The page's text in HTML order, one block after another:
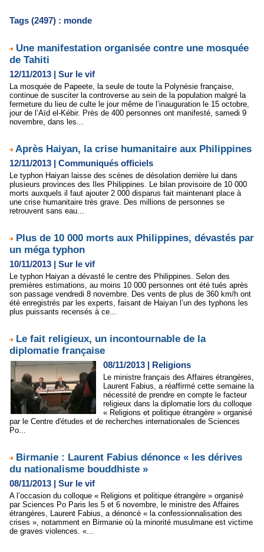
Tags (2497) : monde
Une manifestation organisée contre une mosquée
de Tahiti
12/11/2013 | Sur le vif
La mosquée de Papeete, la seule de toute la Polynésie française,
continue de susciter la controverse au sein de la population malgré la
fermeture du lieu de culte le jour même de l’inauguration le 15 octobre,
jour de l’Aïd el-Kébir. Près de 400 personnes ont manifesté, samedi 9
novembre, dans les...
Après Haiyan, la crise humanitaire aux Philippines
12/11/2013 | Communiqués officiels
Le typhon Haiyan laisse des scènes de désolation derrière lui dans
plusieurs provinces des Iles Philippines. Le bilan provisoire de 10 000
morts auxquels il faut ajouter 2 000 disparus fait maintenant place à
une crise humanitaire très grave. Des millions de personnes se
retrouvent sans eau...
Plus de 10 000 morts aux Philippines, dévastés par
un méga typhon
10/11/2013 | Sur le vif
Le typhon Haiyan a dévasté le centre des Philippines. Selon des
premières estimations, au moins 10 000 personnes ont été tués après
son passage vendredi 8 novembre. Des vents de plus de 360 km/h ont
été enregistrés par les experts, faisant de Haiyan l’un des typhons les
plus puissants recensés à ce...
Le fait religieux, un incontournable de la
diplomatie française
08/11/2013 | Religions
Le ministre français des Affaires étrangères,
Laurent Fabius, a réaffirmé cette semaine la
nécessité de prendre en compte le facteur
religieux dans la diplomatie lors du colloque
« Religions et politique étrangère » organisé
par le Centre d'études et de recherches internationales de Sciences
Po...
Birmanie : Laurent Fabius dénonce « les dérives
du nationalisme bouddhiste »
08/11/2013 | Sur le vif
A l’occasion du colloque « Religions et politique étrangère » organisé
par Sciences Po Paris les 5 et 6 novembre, le ministre des Affaires
étrangères, Laurent Fabius, a dénoncé « la confessionnalisation des
crises », notamment en Birmanie où la minorité musulmane est victime
de graves violences. «...